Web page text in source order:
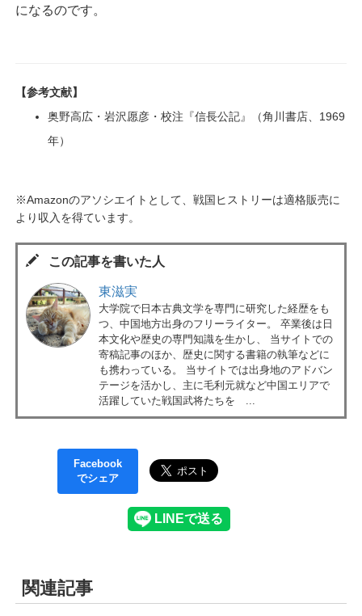
になるのです。
【参考文献】
奥野高広・岩沢愿彦・校注『信長公記』（角川書店、1969
年）
※Amazonのアソシエイトとして、戦国ヒストリーは適格販売に
より収入を得ています。
この記事を書いた人
東滋実
大学院で日本古典文学を専門に研究した経歴をも
つ、中国地方出身のフリーライター。 卒業後は日
本文化や歴史の専門知識を生かし、 当サイトでの
寄稿記事のほか、歴史に関する書籍の執筆などに
も携わっている。 当サイトでは出身地のアドバン
テージを活かし、主に毛利元就など中国エリアで
活躍していた戦国武将たちを ...
Facebook
でシェア
関連記事